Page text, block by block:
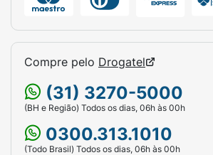
Compre pelo Drogatel
(31) 3270-5000
(BH e Região) Todos os dias, 06h às 00h
0300.313.1010
(Todo Brasil) Todos os dias, 06h às 00h